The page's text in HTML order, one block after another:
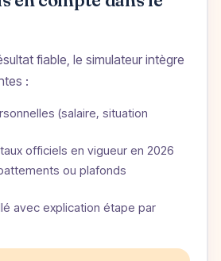
fiable, le simulateur intègre
:
(salaire, situation
officiels en vigueur en 2026
ou plafonds
avec explication étape par